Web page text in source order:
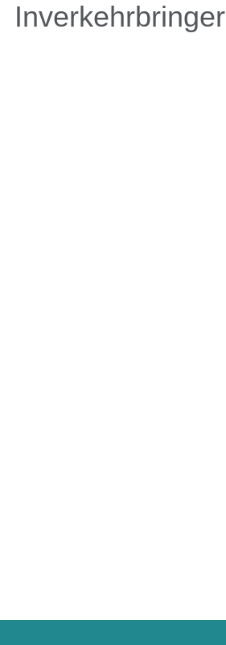
Inverkehrbringer